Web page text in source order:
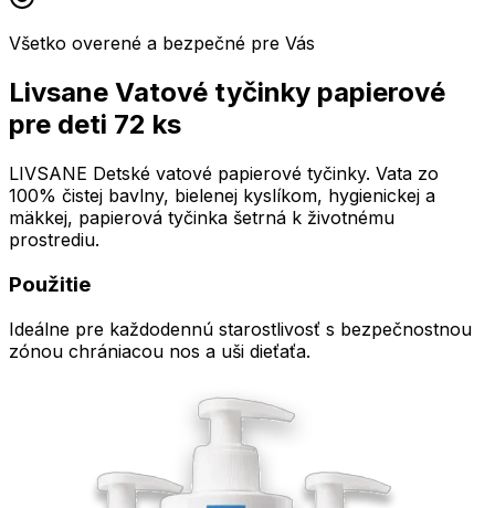
Všetko overené a bezpečné pre Vás
Livsane Vatové tyčinky papierové
pre deti 72 ks
LIVSANE Detské vatové papierové tyčinky. Vata zo
100% čistej bavlny, bielenej kyslíkom, hygienickej a
mäkkej, papierová tyčinka šetrná k životnému
prostrediu.
Použitie
Ideálne pre každodennú starostlivosť s bezpečnostnou
zónou chrániacou nos a uši dieťaťa.